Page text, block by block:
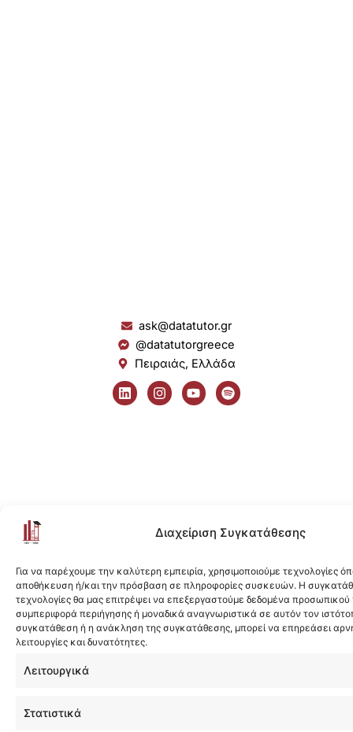
Διαχείριση Συγκατάθεσης
Για να παρέχουμε την καλύτερη εμπειρία, χρησιμοποιούμε τεχνολογίες
αποθήκευση ή/και την πρόσβαση σε πληροφορίες συσκευών. Η
τεχνολογίες θα μας επιτρέψει να επεξεργαστούμε δεδομένα
συμπεριφορά περιήγησης ή μοναδικά αναγνωριστικά σε αυτόν τον
συγκατάθεση ή η ανάκληση της συγκατάθεσης, μπορεί να επηρεάσει
λειτουργίες και δυνατότητες.
Λειτουργικά
Στατιστικά
ask@datatutor.gr
@datatutorgreece
Πειραιάς, Ελλάδα
L
i
n
I
n
s
Y
o
u
S
p
o